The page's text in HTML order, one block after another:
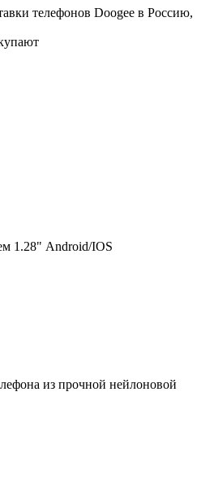
телефонов Doogee в Россию,
1.28" Android/IOS
из прочной нейлоновой